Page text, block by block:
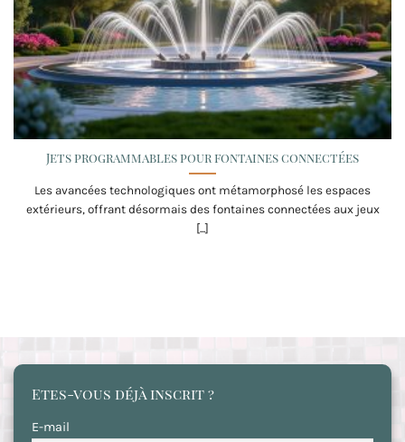
Jets programmables pour fontaines connectées
Les avancées technologiques ont métamorphosé les espaces
extérieurs, offrant désormais des fontaines connectées aux jeux
[...]
Etes-vous déjà inscrit ?
E-mail